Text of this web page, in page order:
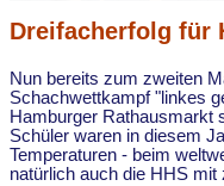
Dreifacherfolg für
Nun bereits zum zweiten
Schachwettkampf "linkes
Hamburger Rathausmarkt
Schüler waren in diesem
Temperaturen - beim
natürlich auch die HHS